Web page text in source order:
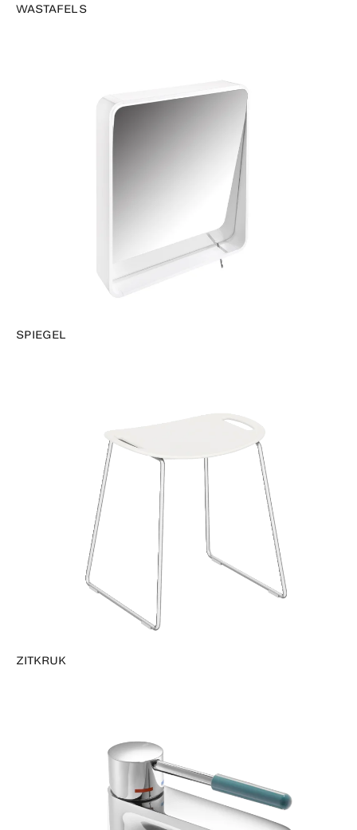
WASTAFELS
SPIEGEL
ZITKRUK